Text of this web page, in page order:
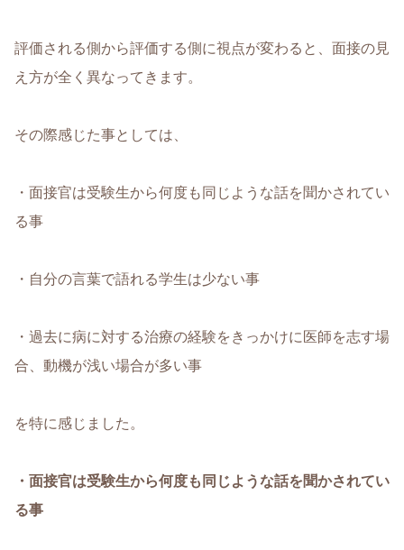
評価される側から評価する側に視点が変わると、面接の見
え方が全く異なってきます。
その際感じた事としては、
・面接官は受験生から何度も同じような話を聞かされてい
る事
・自分の言葉で語れる学生は少ない事
・過去に病に対する治療の経験をきっかけに医師を志す場
合、動機が浅い場合が多い事
を特に感じました。
・面接官は受験生から何度も同じような話を聞かされてい
る事